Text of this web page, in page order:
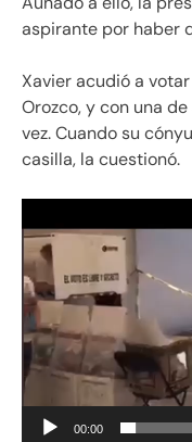
aspirante por haber
Xavier acudió a
Orozco, y con una
vez. Cuando su
casilla, la cuestionó.
de
vídeo
00:00